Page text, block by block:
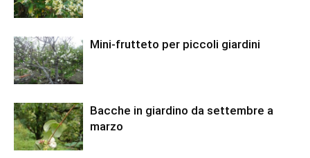
Mini-frutteto per piccoli giardini
Bacche in giardino da settembre a
marzo